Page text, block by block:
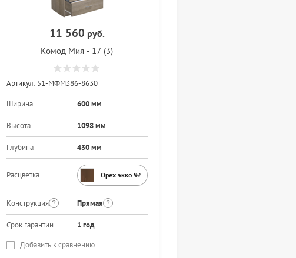
11 560 руб.
Комод Мия - 17 (3)
Артикул:51-МФМ386-8630
Ширина 600 мм
Высота 1098 мм
Глубина 430 мм
Расцветка Орех экко 9459PR
Конструкция Прямая
Срок гарантии
1 год
Добавить к сравнению